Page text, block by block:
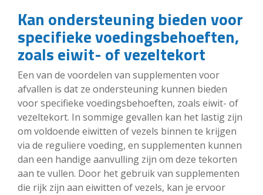
Kan ondersteuning bieden voor
specifieke voedingsbehoeften,
zoals eiwit- of vezeltekort
Een van de voordelen van supplementen voor
afvallen is dat ze ondersteuning kunnen bieden
voor specifieke voedingsbehoeften, zoals eiwit- of
vezeltekort. In sommige gevallen kan het lastig zijn
om voldoende eiwitten of vezels binnen te krijgen
via de reguliere voeding, en supplementen kunnen
dan een handige aanvulling zijn om deze tekorten
aan te vullen. Door het gebruik van supplementen
die rijk zijn aan eiwitten of vezels, kan je ervoor